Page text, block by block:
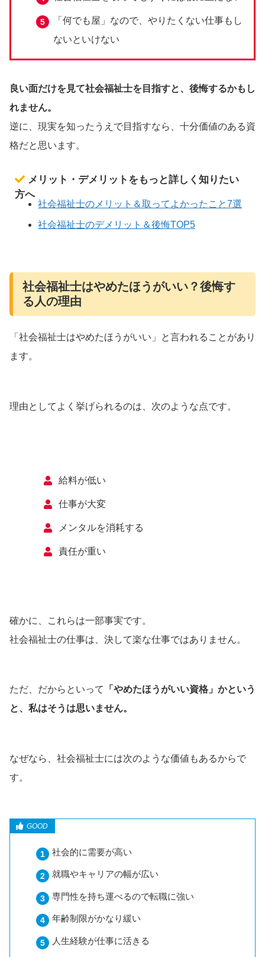
「何でも屋」なので、やりたくない仕事もし
ないといけない
良い面だけを見て社会福祉士を目指すと、後悔するかもし
れません。
逆に、現実を知ったうえで目指すなら、十分価値のある資
格だと思います。
メリット・デメリットをもっと詳しく知りたい
方へ
社会福祉士のメリット＆取ってよかったこと7選
社会福祉士のデメリット＆後悔TOP5
社会福祉士はやめたほうがいい？後悔す
る人の理由
「社会福祉士はやめたほうがいい」と言われることがあり
ます。
理由としてよく挙げられるのは、次のような点です。
給料が低い
仕事が大変
メンタルを消耗する
責任が重い
確かに、これらは一部事実です。
社会福祉士の仕事は、決して楽な仕事ではありません。
ただ、だからといって
「やめたほうがいい資格」かという
と、私はそうは思いません。
なぜなら、社会福祉士には次のような価値もあるからで
す。
社会的に需要が高い
就職やキャリアの幅が広い
専門性を持ち運べるので転職に強い
年齢制限がかなり緩い
人生経験が仕事に活きる